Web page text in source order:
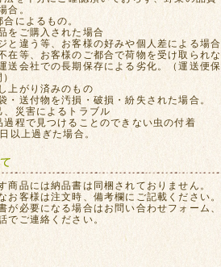
合。
によるもの。
をご購入された場合
と違う等、お客様の好みや個人差による場合
在等、お客様のご都合で荷物を受け取られな
送会社での長期保存による劣化。（運送便保
上がり済みのもの
・送付物を汚損・破損・紛失された場合。
、災害によるトラブル
過程で見つけることのできない虫の付着
以上過ぎた場合。
商品には納品書は同梱されておりません。
お客様は注文時、備考欄にご記載ください。
が必要になる場合はお問い合わせフォーム、
でご連絡ください。